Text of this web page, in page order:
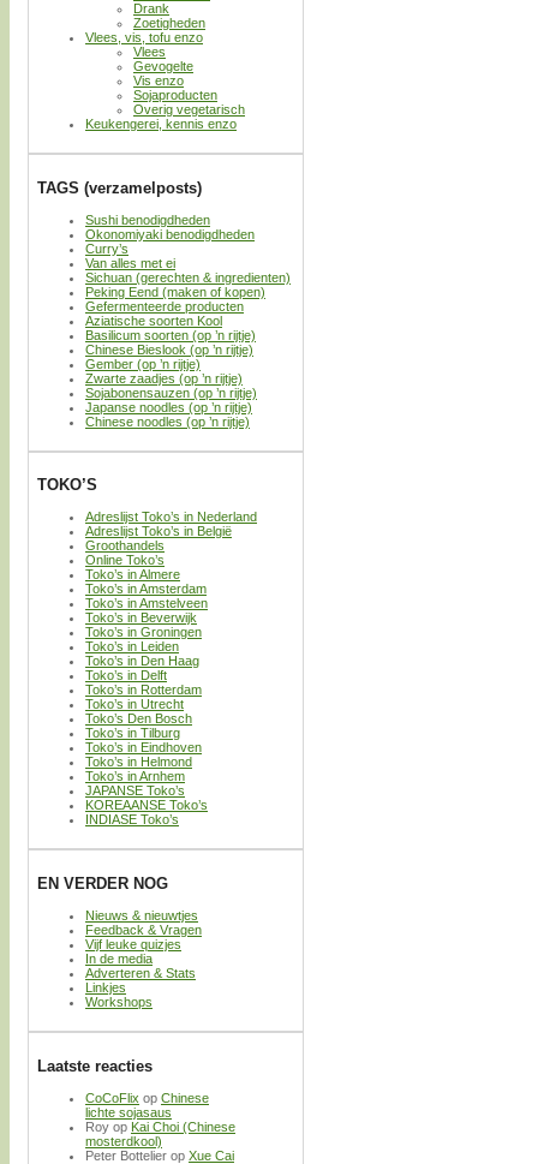
Drank
Zoetigheden
Vlees, vis, tofu enzo
Vlees
Gevogelte
Vis enzo
Sojaproducten
Overig vegetarisch
Keukengerei, kennis enzo
TAGS (verzamelposts)
Sushi benodigdheden
Okonomiyaki benodigdheden
Curry’s
Van alles met ei
Sichuan (gerechten & ingredienten)
Peking Eend (maken of kopen)
Gefermenteerde producten
Aziatische soorten Kool
Basilicum soorten (op ’n rijtje)
Chinese Bieslook (op ’n rijtje)
Gember (op ’n rijtje)
Zwarte zaadjes (op ’n rijtje)
Sojabonensauzen (op ’n rijtje)
Japanse noodles (op ’n rijtje)
Chinese noodles (op ’n rijtje)
TOKO’S
Adreslijst Toko’s in Nederland
Adreslijst Toko’s in België
Groothandels
Online Toko’s
Toko’s in Almere
Toko’s in Amsterdam
Toko’s in Amstelveen
Toko’s in Beverwijk
Toko’s in Groningen
Toko’s in Leiden
Toko’s in Den Haag
Toko’s in Delft
Toko’s in Rotterdam
Toko’s in Utrecht
Toko’s Den Bosch
Toko’s in Tilburg
Toko’s in Eindhoven
Toko’s in Helmond
Toko’s in Arnhem
JAPANSE Toko’s
KOREAANSE Toko’s
INDIASE Toko’s
EN VERDER NOG
Nieuws & nieuwtjes
Feedback & Vragen
Vijf leuke quizjes
In de media
Adverteren & Stats
Linkjes
Workshops
Laatste reacties
CoCoFlix op Chinese
lichte sojasaus
Roy op Kai Choi (Chinese
mosterdkool)
Peter Bottelier op Xue Cai